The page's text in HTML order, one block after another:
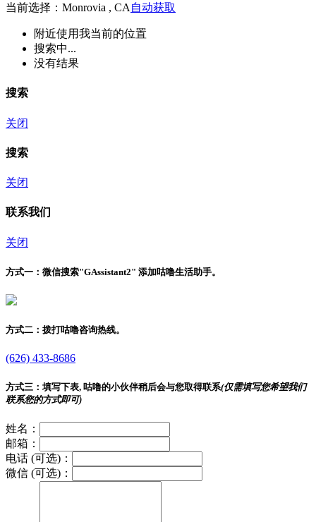
当前选择：Monrovia , CA 自动获取
附近使用我当前的位置
搜索中...
没有结果
搜索
关闭
搜索
关闭
联系我们
关闭
方式一： 微信搜索"GAssistant2" 添加咕噜生活助手。
方式二： 拨打咕噜咨询热线。
(626) 433-8686
方式三： 填写下表, 咕噜的小伙伴稍后会与您取得联系(仅需填写您希望我们
联系您的方式即可)
姓名：
邮箱：
电话 (可选)：
微信 (可选)：